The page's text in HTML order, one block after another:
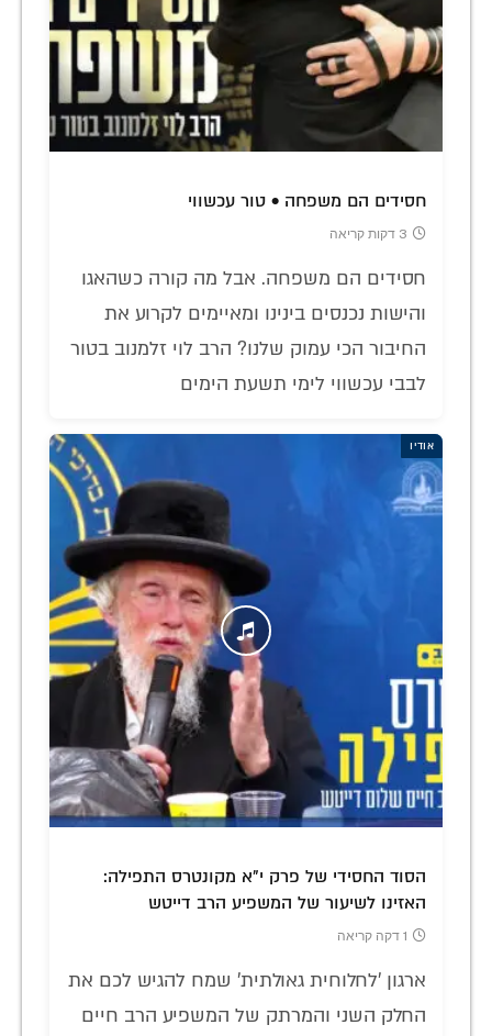
חסידים הם משפחה • טור עכשווי
3 דקות קריאה
חסידים הם משפחה. אבל מה קורה כשהאגו
והישות נכנסים בינינו ומאיימים לקרוע את
החיבור הכי עמוק שלנו? הרב לוי זלמנוב בטור
לבבי עכשווי לימי תשעת הימים
אודיו
הסוד החסידי של פרק י"א מקונטרס התפילה:
האזינו לשיעור של המשפיע הרב דייטש
1 דקה קריאה
ארגון 'לחלוחית גאולתית' שמח להגיש לכם את
החלק השני והמרתק של המשפיע הרב חיים